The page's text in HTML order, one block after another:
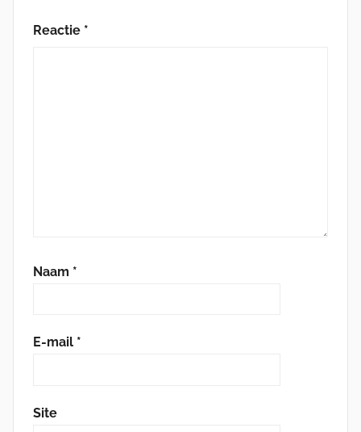
Reactie *
Naam *
E-mail *
Site